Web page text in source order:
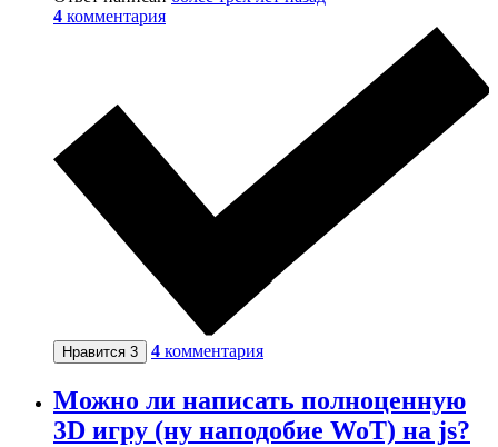
4 комментария
Нравится 3 4 комментария
Можно ли написать полноценную
3D игру (ну наподобие WoT) на js?